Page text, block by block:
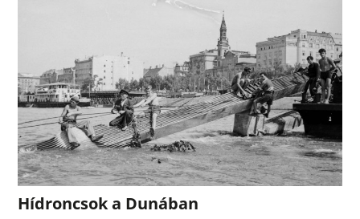
Hídroncsok a Dunában